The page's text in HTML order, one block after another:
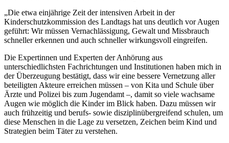
„Die etwa einjährige Zeit der intensiven Arbeit in der
Kinderschutzkommission des Landtags hat uns deutlich vor Augen
geführt: Wir müssen Vernachlässigung, Gewalt und Missbrauch
schneller erkennen und auch schneller wirkungsvoll eingreifen.
Die Expertinnen und Experten der Anhörung aus
unterschiedlichsten Fachrichtungen und Institutionen haben mich in
der Überzeugung bestätigt, dass wir eine bessere Vernetzung aller
beteiligten Akteure erreichen müssen – von Kita und Schule über
Ärzte und Polizei bis zum Jugendamt –, damit so viele wachsame
Augen wie möglich die Kinder im Blick haben. Dazu müssen wir
auch frühzeitig und berufs- sowie disziplinübergreifend schulen, um
diese Menschen in die Lage zu versetzen, Zeichen beim Kind und
Strategien beim Täter zu verstehen.